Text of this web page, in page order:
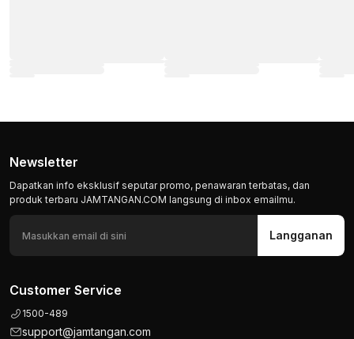
Newsletter
Dapatkan info eksklusif seputar promo, penawaran terbatas, dan
produk terbaru JAMTANGAN.COM langsung di inbox emailmu.
Langganan
Customer Service
1500-489
support@jamtangan.com